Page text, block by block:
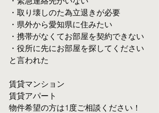
・取り壊しのた為立退きが必要
・県外から愛知県に住みたい
・携帯がなくてお部屋を契約できない
・役所に先にお部屋を探してください
と言われた
賃貸マンション
賃貸アパート
物件希望の方は1度ご相談ください！